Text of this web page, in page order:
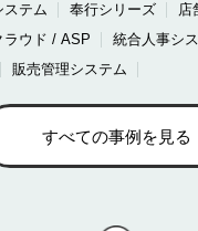
ステム
奉行シリーズ 店
ラウド / ASP
統合人事シ
販売管理システム
すべての事例を見る